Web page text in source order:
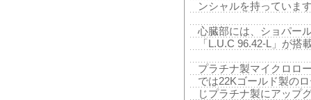
ンシャルを持っていま
心臓部には、ショパー
「L.U.C 96.42-L」が搭
プラチナ製マイクロロ
では22Kゴールド製の
じプラチナ製にアップ